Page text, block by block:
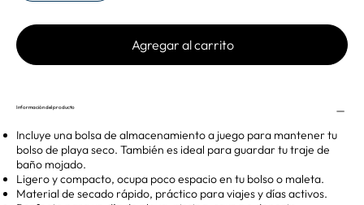
Agregar al carrito
Información del producto
Incluye una bolsa de almacenamiento a juego para mantener tu
bolso de playa seco. También es ideal para guardar tu traje de
baño mojado.
Ligero y compacto, ocupa poco espacio en tu bolso o maleta.
Material de secado rápido, práctico para viajes y días activos.